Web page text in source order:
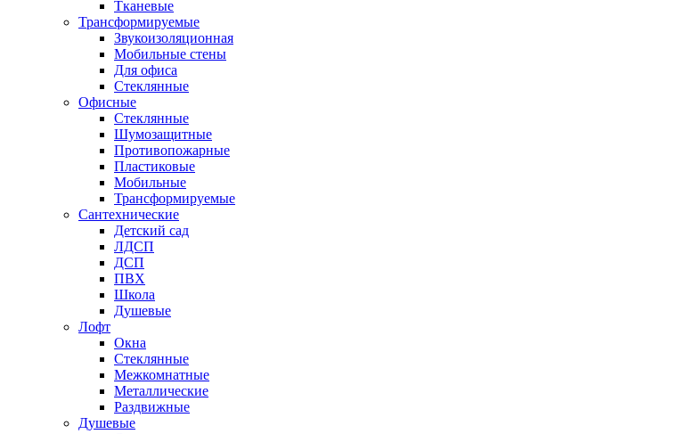
Тканевые
Трансформируемые
Звукоизоляционная
Мобильные стены
Для офиса
Стеклянные
Офисные
Стеклянные
Шумозащитные
Противопожарные
Пластиковые
Мобильные
Трансформируемые
Сантехнические
Детский сад
ЛДСП
ДСП
ПВХ
Школа
Душевые
Лофт
Окна
Стеклянные
Межкомнатные
Металлические
Раздвижные
Душевые